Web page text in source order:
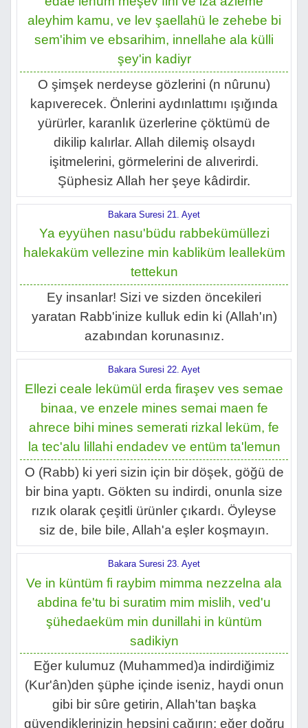
aleyhim kamu, ve lev şaellahü le zehebe bi
sem'ihim ve ebsarihim, innellahe ala külli
şey'in kadiyr
O şimşek nerdeyse gözlerini (n nûrunu)
kapıverecek. Önlerini aydınlattımı ışığında
yürürler, karanlık üzerlerine çöktümü de
dikilip kalırlar. Allah dilemiş olsaydı
işitmelerini, görmelerini de alıverirdi.
Şüphesiz Allah her şeye kâdirdir.
Bakara Suresi 21. Ayet
Ya eyyühen nasu'büdu rabbekümüllezi
halekaküm vellezine min kabliküm lealleküm
tettekun
Ey insanlar! Sizi ve sizden öncekileri
yaratan Rabb'inize kulluk edin ki (Allah'ın)
azabından korunasınız.
Bakara Suresi 22. Ayet
Ellezi ceale lekümül erda firaşev ves semae
binaa, ve enzele mines semai maen fe
ahrece bihi mines semerati rizkal leküm, fe
la tec'alu lillahi endadev ve entüm ta'lemun
O (Rabb) ki yeri sizin için bir döşek, göğü de
bir bina yaptı. Gökten su indirdi, onunla size
rızık olarak çeşitli ürünler çıkardı. Öyleyse
siz de, bile bile, Allah'a eşler koşmayın.
Bakara Suresi 23. Ayet
Ve in küntüm fi raybim mimma nezzelna ala
abdina fe'tu bi suratim mim mislih, ved'u
şühedaeküm min dunillahi in küntüm
sadikiyn
Eğer kulumuz (Muhammed)a indirdiğimiz
(Kur'ân)den şüphe içinde iseniz, haydi onun
gibi bir sûre getirin, Allah'tan başka
güvendiklerinizin hepsini çağırın; eğer doğru